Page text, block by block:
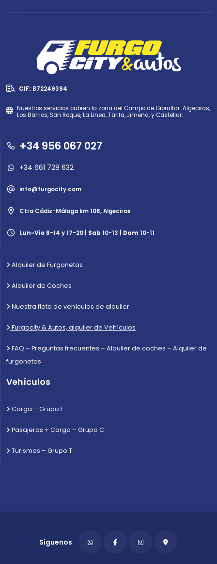
CIF: B72249394
Nuestros servicios cubren la zona del Campo de Gibraltar: Algeciras,
Los Barrios, San Roque, La Linea, Tarifa, Jimena, y Castellar.
+34 956 067 027
+34 661 728 632
info@furgocity.com
Ctra Cádiz-Málaga km 108, Algeciras
Lun-Vie 8-14 y 17-20 | Sab 10-13 | Dom 10-11
Alquiler de Furgonetas
Alquiler de Coches
Nuestra flota de vehículos de alquiler
Furgocity & Autos, alquiler de Vehículos
FAQ – Preguntas frecuentes – Alquiler de coches – Alquiler de
furgonetas
Vehículos
Carga – Grupo F
Pasajeros + Carga – Grupo C
Turismos – Grupo T
Síguenos